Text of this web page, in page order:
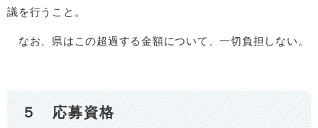
議を行うこと。
なお、県はこの超過する金額について、一切負担しない。
５ 応募資格